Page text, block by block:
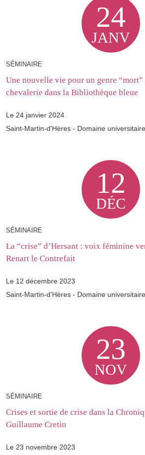
24
JANV
SÉMINAIRE
Une nouvelle vie pour un genre “mort”
chevalerie dans la Bibliothèque bleue
Le 24 janvier 2024
Saint-Martin-d'Hères - Domaine universitaire
12
DÉC
SÉMINAIRE
La “crise” d’Hersant : voix féminine
Renart le Contrefait
Le 12 décembre 2023
Saint-Martin-d'Hères - Domaine universitaire
23
NOV
SÉMINAIRE
Crises et sortie de crise dans la
Guillaume Cretin
Le 23 novembre 2023